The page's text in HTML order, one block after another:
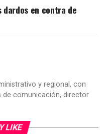
en contra de
y regional, con
de comunicación, director
LIKE